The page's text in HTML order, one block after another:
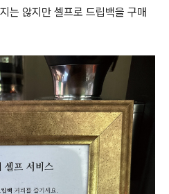
는 않지만 셀프로 드립백을 구매